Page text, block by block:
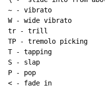
~ - vibrato
W - wide vibrato
tr - trill
TP - tremolo picking
T - tapping
S - slap
P - pop
< - fade in